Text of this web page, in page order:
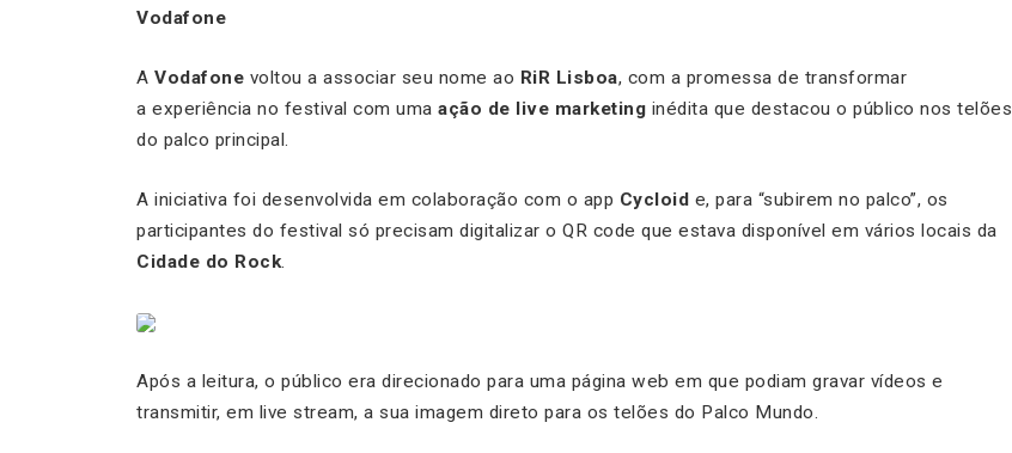
Vodafone
A Vodafone voltou a associar seu nome ao RiR Lisboa, com a promessa de transformar
a experiência no festival com uma ação de live marketing inédita que destacou o público nos telões
do palco principal.
A iniciativa foi desenvolvida em colaboração com o app Cycloid e, para “subirem no palco”, os
participantes do festival só precisam digitalizar o QR code que estava disponível em vários locais da
Cidade do Rock.
Após a leitura, o público era direcionado para uma página web em que podiam gravar vídeos e
transmitir, em live stream, a sua imagem direto para os telões do Palco Mundo.